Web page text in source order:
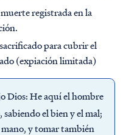
registrada en la
para cubrir el
(expiación limitada)
Dios: He aquí el hombre
el bien y el mal;
y tomar también